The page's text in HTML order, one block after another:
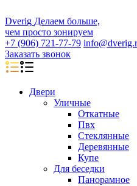
Dverig Делаем больше,
чем просто зонируем
+7 (906) 721-77-79
Заказать звонок
Двери
Уличные
Откатные
Пвх
Стеклянные
Деревянные
Купе
Для беседки
Панорамное